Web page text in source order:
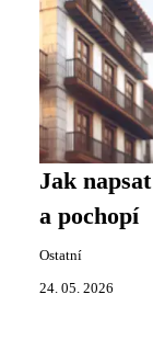
Jak
a pochopí
Ostatní
24. 05. 2026